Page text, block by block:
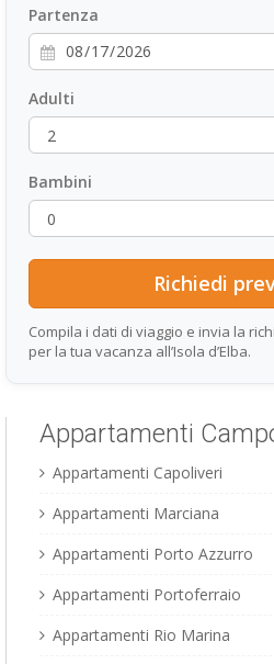
Partenza
Adulti
Bambini
Compila i dati di viaggio e invia la
per la tua vacanza all’Isola d’Elba.
Appartamenti
Appartamenti Capoliveri
Appartamenti Marciana
Appartamenti Porto Azzurro
Appartamenti Portoferraio
Appartamenti Rio Marina